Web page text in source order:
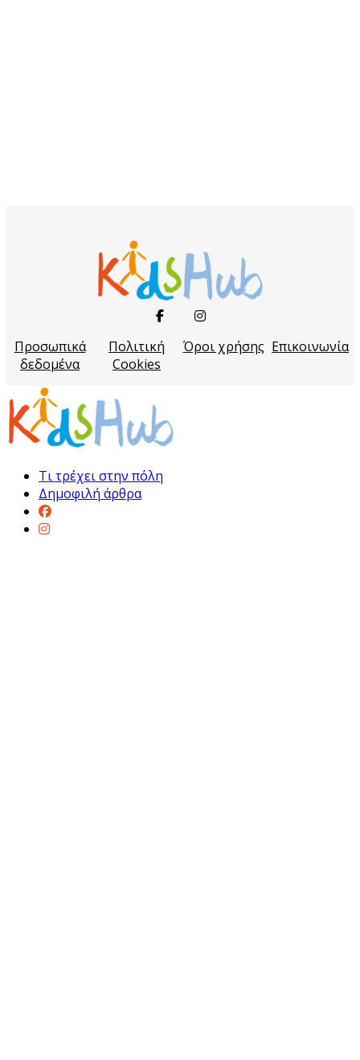
Προσωπικά
δεδομένα
Πολιτική
Cookies
Όροι χρήσης Επικοινωνία
Τι τρέχει στην πόλη
Δημοφιλή άρθρα